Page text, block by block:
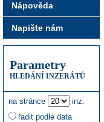
Nápověda
Napište nám
Parametry
HLEDÁNÍ INZERÁTŮ
na stránce
inz.
řadit podle data